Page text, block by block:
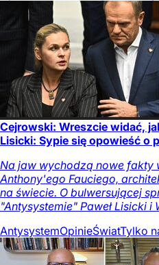
Cejrowski: Wreszcie widać,
Lisicki: Sypie się opowieść o
Na jaw wychodzą nowe fakty
Anthony'ego Fauciego,
na świecie. O bulwersującej
"Antysystemie" Paweł Lisicki i
AntysystemOpinieŚwiatTylko